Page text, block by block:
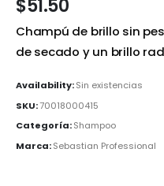
$51.50
Champú de brillo sin
de secado y un brillo
Availability:Sin existencias
SKU:70018000415
Categoría:Shampoo
Marca:Sebastian Professional